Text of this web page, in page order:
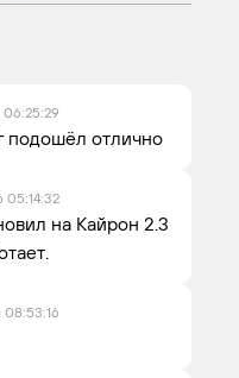
подошёл отлично
05:14:32
на Кайрон 2.3